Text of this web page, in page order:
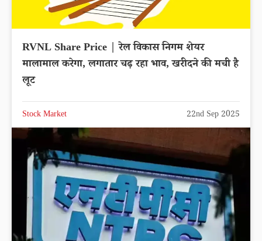
RVNL Share Price | रेल विकास निगम शेयर
मालामाल करेगा, लगातार चढ़ रहा भाव, खरीदने की मची है
लूट
Stock Market 22nd Sep 2025